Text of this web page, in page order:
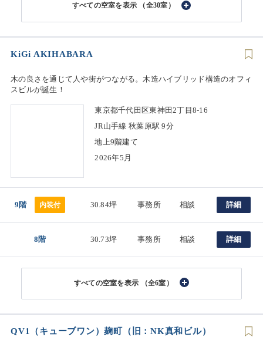
（全30室）
KiGi AKIHABARA
木の良さを通じて人や街がつながる。木造ハイブリッド構造のオフィ
スビルが誕生！
東京都千代田区東神田2丁目8-16
JR山手線 秋葉原駅 9分
地上9階建て
2026年5月
9階 内装付 30.84坪 事務所 相談 詳細
8階 30.73坪 事務所 相談 詳細
（全6室）
QV1（キューブワン）麹町（旧：NK真和ビル）